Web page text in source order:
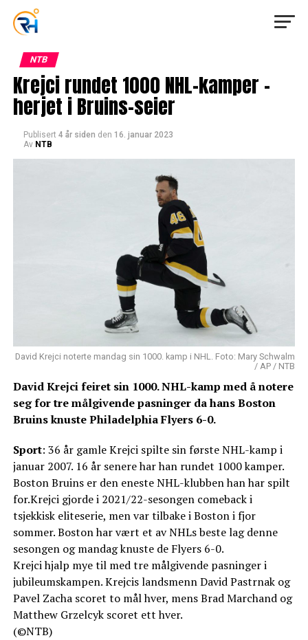
NTB
Krejci rundet 1000 NHL-kamper –
herjet i Bruins-seier
Publisert 4 år siden den 16. januar 2023
Av NTB
David Krejci noterte mandag sin 1000. kamp i NHL. Foto: Mary Schwalm
/ AP / NTB
David Krejci feiret sin 1000. NHL-kamp med å notere
seg for tre målgivende pasninger da hans Boston
Bruins knuste Philadelphia Flyers 6-0.
Sport: 36 år gamle Krejci spilte sin første NHL-kamp i
januar 2007. 16 år senere har han rundet 1000 kamper.
Boston Bruins er den eneste NHL-klubben han har spilt
for.Krejci gjorde i 2021/22-sesongen comeback i
tsjekkisk eliteserie, men var tilbake i Boston i fjor
sommer. Boston har vært et av NHLs beste lag denne
sesongen og mandag knuste de Flyers 6-0.
Krejci hjalp mye til med tre målgivende pasninger i
jubileumskampen. Krejcis landsmenn David Pastrnak og
Pavel Zacha scoret to mål hver, mens Brad Marchand og
Matthew Grzelcyk scoret ett hver.
(©NTB)